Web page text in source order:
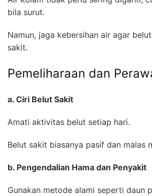
bila surut.
Namun, jaga kebersihan air agar
sakit.
Pemeliharaan dan
a. Ciri Belut Sakit
Amati aktivitas belut setiap hari.
Belut sakit biasanya pasif dan malas
b. Pengendalian Hama dan Penyakit
Gunakan metode alami seperti daun